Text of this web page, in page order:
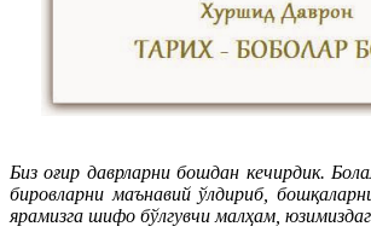
Биз оғир даврларни бошдан кечирдик.
бировларни маънавий ўлдириб,
ярамизга шифо бўлгувчи малҳам,